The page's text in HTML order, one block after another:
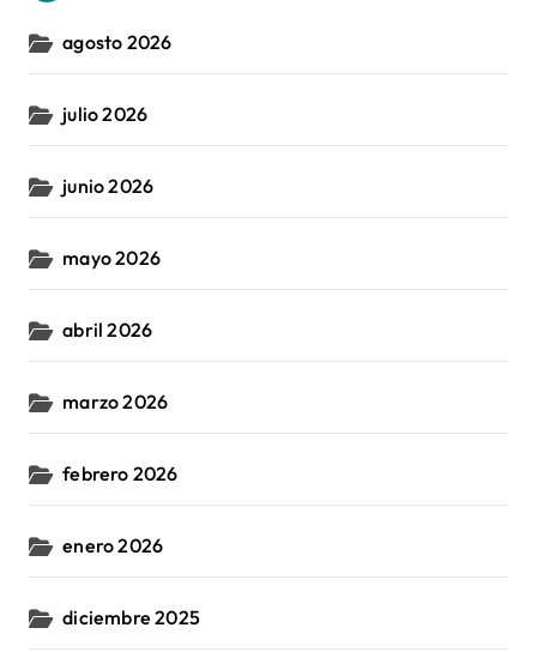
agosto 2026
julio 2026
junio 2026
mayo 2026
abril 2026
marzo 2026
febrero 2026
enero 2026
diciembre 2025